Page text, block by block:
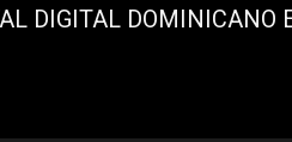
DIGITAL DOMINICANO